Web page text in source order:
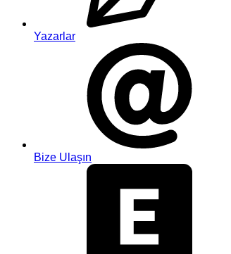
Yazarlar
Bize Ulaşın